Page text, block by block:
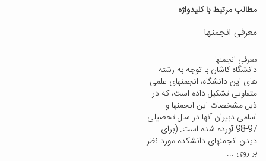
مطالب مرتبط با کلیدواژه
معرفی انجمنها
معرفی انجمنها
دانشگاه کاشان با توجه به رشته
های این دانشگاه، انجمنهای علمی
متفاوتی تشکیل داده است، که در
ذیل مشخصات این انجمنها و
اسامی دبیران آنها در سال تحصیلی
97-98 آورده شده است. (برای
دیدن انجمنهای دانشکده مورد نظر
بر روی ...